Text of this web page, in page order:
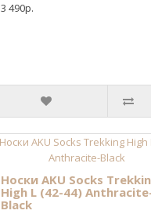
3 490р.
Носки AKU Socks
High L (42-44)
Black